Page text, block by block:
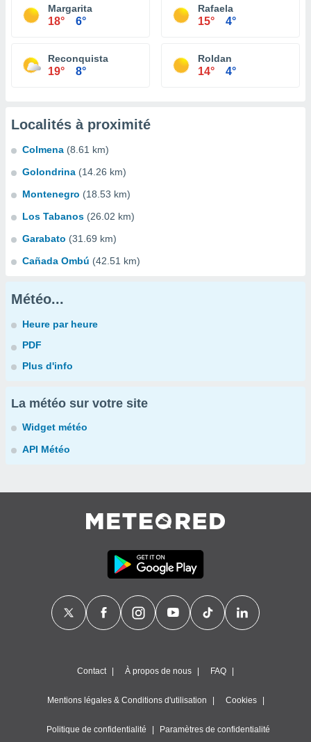
Margarita
18° 6°
Rafaela
15° 4°
Reconquista
19° 8°
Roldan
14° 4°
Localités à proximité
Colmena (8.61 km)
Golondrina (14.26 km)
Montenegro (18.53 km)
Los Tabanos (26.02 km)
Garabato (31.69 km)
Cañada Ombú (42.51 km)
Météo...
Heure par heure
PDF
Plus d'info
La météo sur votre site
Widget météo
API Météo
Contact À propos de nous FAQ
Mentions légales & Conditions d'utilisation Cookies
Politique de confidentialité Paramètres de confidentialité